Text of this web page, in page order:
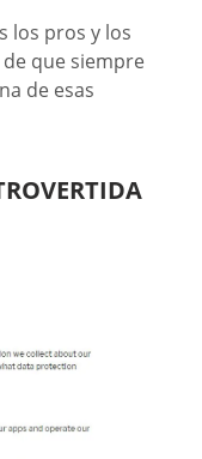
los pros y los
que siempre
de esas